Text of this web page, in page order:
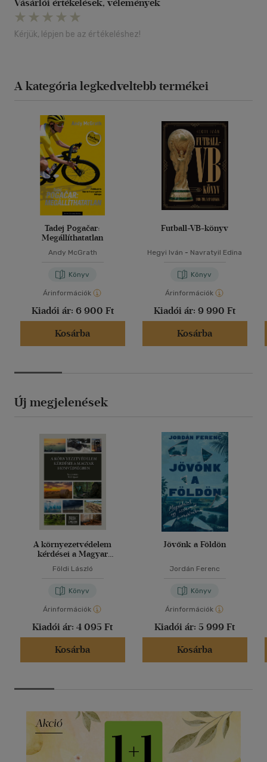
Vásárlói értékelések, vélemények
Kérjük, lépjen be az értékeléshez!
A kategória legkedveltebb termékei
Tadej Pogačar:
Megállíthatatlan
Andy McGrath
Könyv
Árinformációk
Kiadói ár: 6 900 Ft
Kosárba
Futball-VB-könyv
Hegyi Iván - Navratyil Edina
Könyv
Árinformációk
Kiadói ár: 9 990 Ft
Kosárba
Új megjelenések
A környezetvédelem
kérdései a Magyar
Földi László
Könyv
Árinformációk
Kiadói ár: 4 095 Ft
Kosárba
Jövőnk a Földön
Jordán Ferenc
Könyv
Árinformációk
Kiadói ár: 5 999 Ft
Kosárba